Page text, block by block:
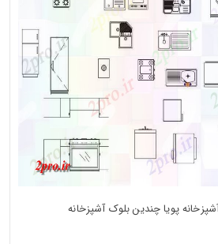
پویا چندین بلوک آشپزخانه